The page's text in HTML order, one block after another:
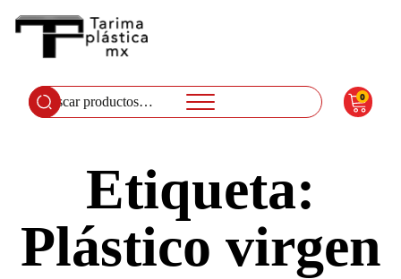
Buscar
por:
0
Etiqueta:
Plástico virgen